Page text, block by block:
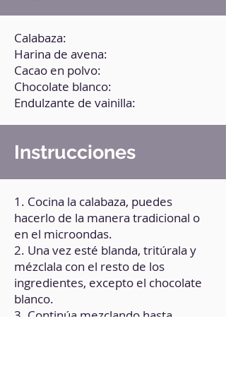
Calabaza:
Harina de avena:
Cacao en polvo:
Chocolate blanco:
Endulzante de vainilla:
Instrucciones
1. Cocina la calabaza, puedes
hacerlo de la manera tradicional o
en el microondas.
2. Una vez esté blanda, tritúrala y
mézclala con el resto de los
ingredientes, excepto el chocolate
blanco.
3. Continúa mezclando hasta